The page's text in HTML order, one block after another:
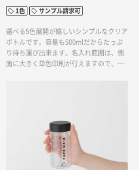
1色 サンプル請求可
選べる5色展開が嬉しいシンプルなクリア
ボトルです。容量も500mlだからたっぷ
り持ち運び出来ます。名入れ範囲は、側
面に大きく単色印刷が行えますので、物